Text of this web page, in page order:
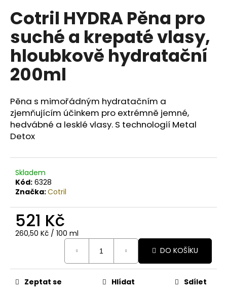
Cotril HYDRA Pěna pro
suché a krepaté vlasy,
hloubkově hydratační
200ml
Pěna s mimořádným hydratačním a
zjemňujícím účinkem pro extrémně jemné,
hedvábné a lesklé vlasy. S technologií Metal
Detox
Skladem
Kód: 6328
Značka:Cotril
521 Kč
Měrná
260,50 Kč / 100 ml
DO KOŠÍKU
Zeptat se Hlídat Sdílet
u
j
e
m
e
LC
AMPULE
PROTI
PADÁNÍ
VLASŮ,
EXTRÉMNÍ
142
Kč